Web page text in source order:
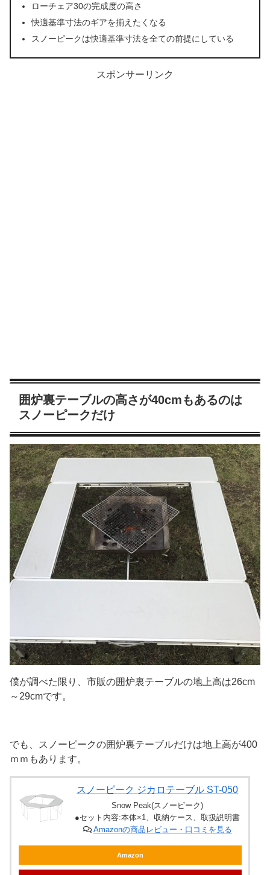
ローチェア30の完成度の高さ
快適基準寸法のギアを揃えたくなる
スノーピークは快適基準寸法を全ての前提にしている
スポンサーリンク
囲炉裏テーブルの高さが40cmもあるのは
スノーピークだけ
僕が調べた限り、市販の囲炉裏テーブルの地上高は26cm
～29cmです。
でも、スノーピークの囲炉裏テーブルだけは地上高が400
ｍｍもあります。
スノーピーク ジカロテーブル ST-050
Snow Peak(スノーピーク)
●セット内容:本体×1、収納ケース、取扱説明書
Amazonの商品レビュー・口コミを見る
Amazon